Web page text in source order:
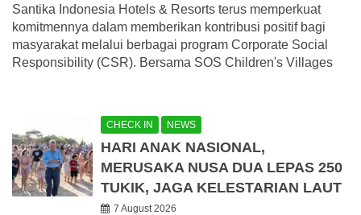
Santika Indonesia Hotels & Resorts terus memperkuat
komitmennya dalam memberikan kontribusi positif bagi
masyarakat melalui berbagai program Corporate Social
Responsibility (CSR). Bersama SOS Children's Villages
CHECK IN NEWS
HARI ANAK NASIONAL,
MERUSAKA NUSA DUA LEPAS 250
TUKIK, JAGA KELESTARIAN LAUT
7 August 2026